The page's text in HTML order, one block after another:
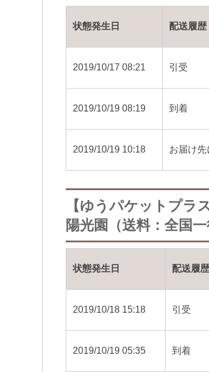
状態発生日 配送履歴
2019/10/17 08:21 引受
2019/10/19 08:19 到着
2019/10/19 10:18 お届け
【ゆうパケットプラ
陽光園（送料：全国一
状態発生日 配送履歴
2019/10/18 15:18 引受
2019/10/19 05:35 到着